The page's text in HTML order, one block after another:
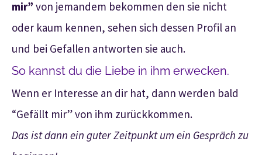
mir” von jemandem bekommen den sie nicht
oder kaum kennen, sehen sich dessen Profil an
und bei Gefallen antworten sie auch.
So kannst du die Liebe in ihm erwecken.
Wenn er Interesse an dir hat, dann werden bald
“Gefällt mir” von ihm zurückkommen.
Das ist dann ein guter Zeitpunkt um ein Gespräch zu